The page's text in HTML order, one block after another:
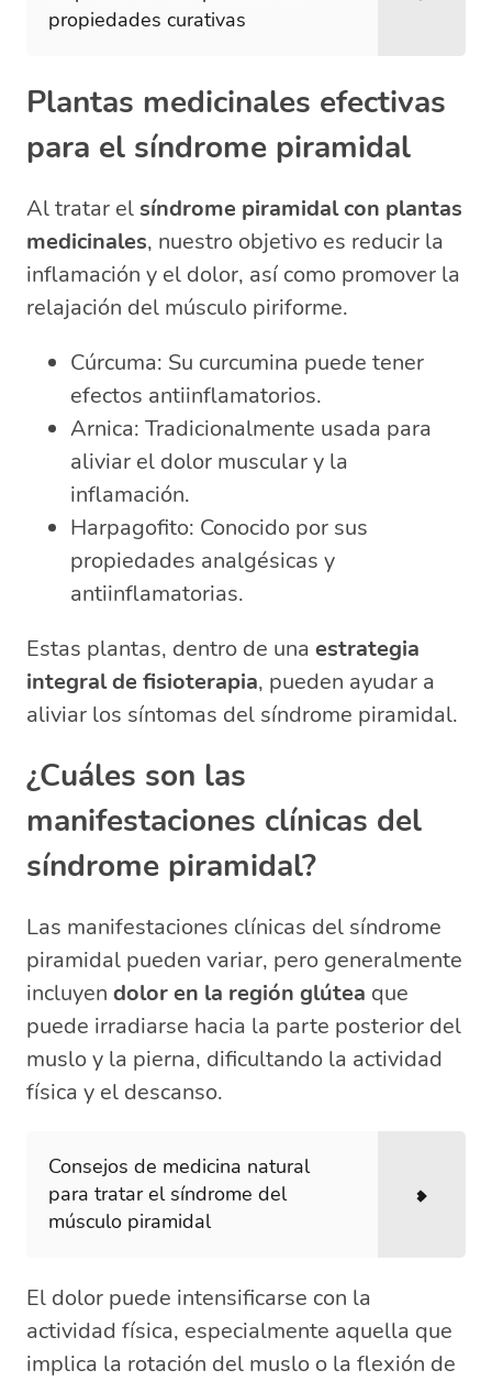
propiedades curativas
Plantas medicinales efectivas
para el síndrome piramidal
Al tratar el síndrome piramidal con plantas
medicinales, nuestro objetivo es reducir la
inflamación y el dolor, así como promover la
relajación del músculo piriforme.
Cúrcuma: Su curcumina puede tener
efectos antiinflamatorios.
Arnica: Tradicionalmente usada para
aliviar el dolor muscular y la
inflamación.
Harpagofito: Conocido por sus
propiedades analgésicas y
antiinflamatorias.
Estas plantas, dentro de una estrategia
integral de fisioterapia, pueden ayudar a
aliviar los síntomas del síndrome piramidal.
¿Cuáles son las
manifestaciones clínicas del
síndrome piramidal?
Las manifestaciones clínicas del síndrome
piramidal pueden variar, pero generalmente
incluyen dolor en la región glútea que
puede irradiarse hacia la parte posterior del
muslo y la pierna, dificultando la actividad
física y el descanso.
Consejos de medicina natural
para tratar el síndrome del
músculo piramidal
El dolor puede intensificarse con la
actividad física, especialmente aquella que
implica la rotación del muslo o la flexión de